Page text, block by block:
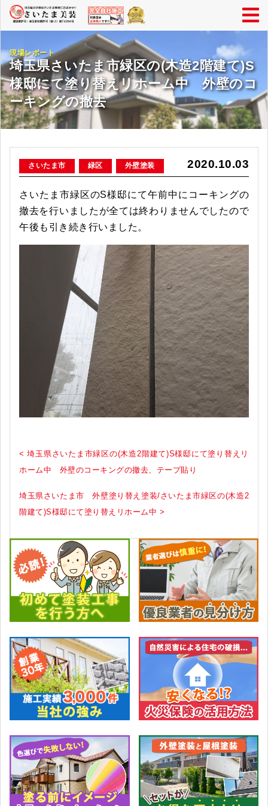
現場レポート
埼玉県さいたま市緑区の(木造2階建て)S
様邸にて塗り替えリホーム中 外壁のコ
ーキングの撤去
2020.10.03
さいたま市 緑区 外壁塗装
さいたま市緑区のS様邸にて午前中にコーキングの
撤去を行いましたが全ては終わりませんでしたので
午後も引き続き行いました。
< 埼玉県さいたま市緑区の(木造2階建て)S様邸にて塗り替えリ
ホーム中 外壁のコーキングの撤去、テープ貼り
埼玉県さいたま市 外壁塗り替え塗装/さいたま市緑区の(木造2
階建て)S様邸にて塗り替えリホーム中 >